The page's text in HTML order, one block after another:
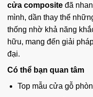
cửa composite đã
mình, dần thay thế
thống nhờ khả năng
hữu, mang đến giải
đại.
Có thể bạn quan tâm
Top mẫu cửa gỗ